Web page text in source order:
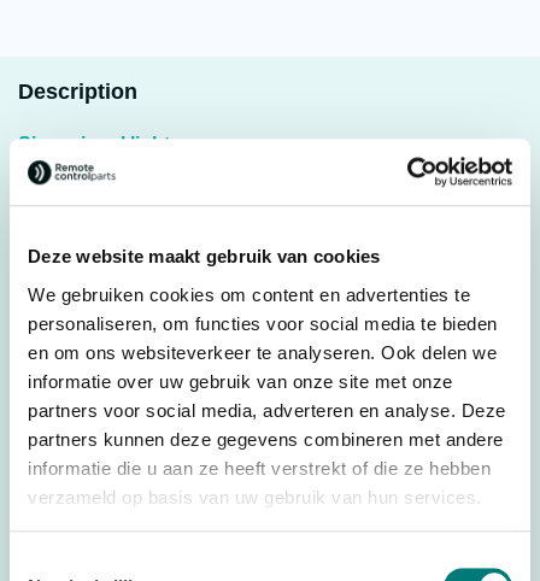
Deze website maakt gebruik van cookies
We gebruiken cookies om content en advertenties te
personaliseren, om functies voor social media te bieden
en om ons websiteverkeer te analyseren. Ook delen we
informatie over uw gebruik van onze site met onze
partners voor social media, adverteren en analyse. Deze
partners kunnen deze gegevens combineren met andere
informatie die u aan ze heeft verstrekt of die ze hebben
verzameld op basis van uw gebruik van hun services.
Description
Sirex signal light green
Original spare part
Power supply: 15 – 35 VAC or 20 – 50 VDC
Sound signal: buzzer 90 dB, multiple signal sounds (16)
Type of light source: LED
Protection degree: IP50
Working temperature: -20°C – +70°C
Mounting: wall mounting